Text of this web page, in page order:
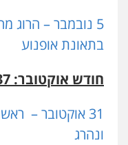
5 נובמבר – הרוג
בתאונת אופנוע
חודש אוקטובר: 37 הרוגים בתאונות דרכים
31 אוקטובר –
ונהרג